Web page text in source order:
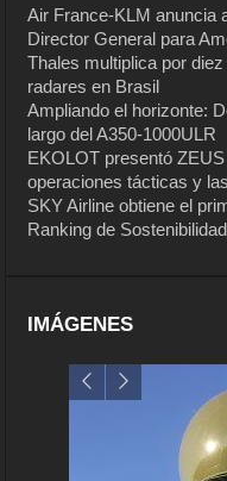
Air France-KLM anuncia
Director General para
Thales multiplica por
radares en Brasil
Ampliando el horizonte:
largo del A350-1000ULR
EKOLOT presentó
operaciones tácticas y
SKY Airline obtiene el
Ranking de
IMÁGENES